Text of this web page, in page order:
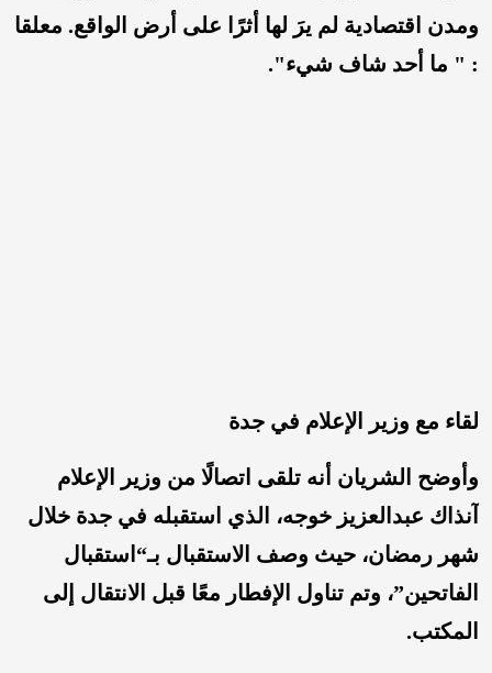
ومدن اقتصادية لم يرَ لها أثرًا على أرض الواقع. معلقا
: " ما أحد شاف شيء".
لقاء مع وزير الإعلام في جدة
وأوضح الشريان أنه تلقى اتصالًا من وزير الإعلام
آنذاك عبدالعزيز خوجه، الذي استقبله في جدة خلال
شهر رمضان، حيث وصف الاستقبال بـ“استقبال
الفاتحين”، وتم تناول الإفطار معًا قبل الانتقال إلى
المكتب.